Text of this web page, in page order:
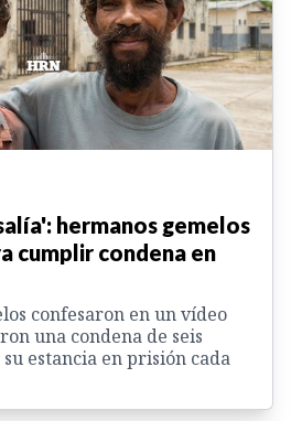
hermanos gemelos
cumplir condena en
confesaron en un vídeo
una condena de seis
estancia en prisión cada